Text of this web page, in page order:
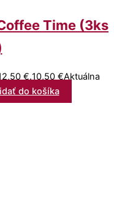
Time (3ks
€.10,50 €Aktuálna
do košíka